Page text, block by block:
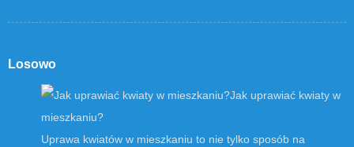
Losowo
Jak uprawiać kwiaty w
mieszkaniu?
Uprawa kwiatów w mieszkaniu to nie tylko sposób na